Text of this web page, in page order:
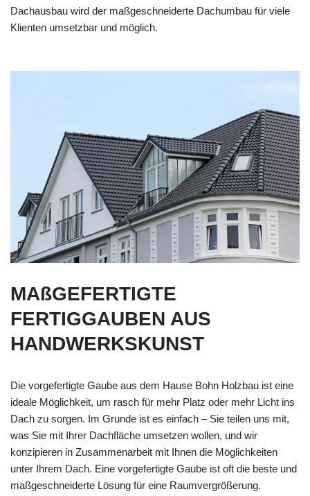
Dachausbau wird der maßgeschneiderte Dachumbau für viele
Klienten umsetzbar und möglich.
MAßGEFERTIGTE
FERTIGGAUBEN AUS
HANDWERKSKUNST
Die vorgefertigte Gaube aus dem Hause Bohn Holzbau ist eine
ideale Möglichkeit, um rasch für mehr Platz oder mehr Licht ins
Dach zu sorgen. Im Grunde ist es einfach – Sie teilen uns mit,
was Sie mit Ihrer Dachfläche umsetzen wollen, und wir
konzipieren in Zusammenarbeit mit Ihnen die Möglichkeiten
unter Ihrem Dach. Eine vorgefertigte Gaube ist oft die beste und
maßgeschneiderte Lösung für eine Raumvergrößerung.